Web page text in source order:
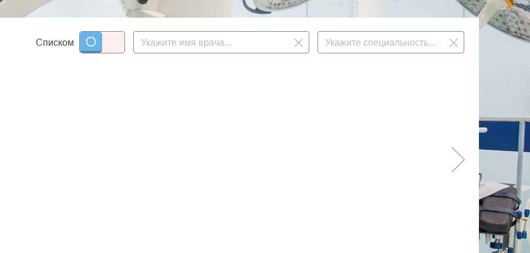
Списком